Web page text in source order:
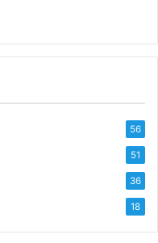
56
51
36
18